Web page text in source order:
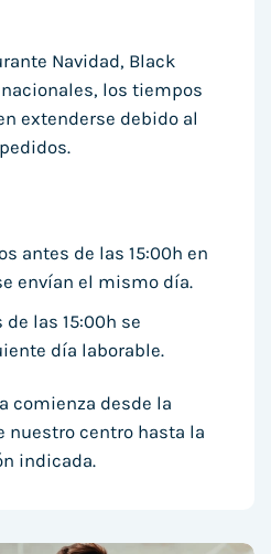
Navidad, Black
los tiempos
extenderse debido al
antes de las 15:00h en
envían el mismo día.
las 15:00h se
día laborable.
comienza desde la
nuestro centro hasta la
indicada.